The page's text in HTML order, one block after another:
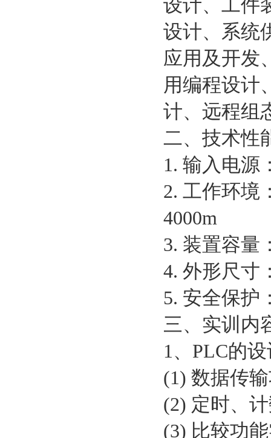
设计、工件
设计、系统
应用及开发
用编程设计
计、远程组
二、技术性
1. 输入电源
2. 工作环
4000m
3. 装置容量
4. 外形尺寸
5. 安全保护
三、实训内
1、PLC的
(1) 数据传
(2) 定时、
(3) 比较功